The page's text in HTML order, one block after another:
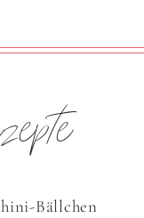
Bällchen